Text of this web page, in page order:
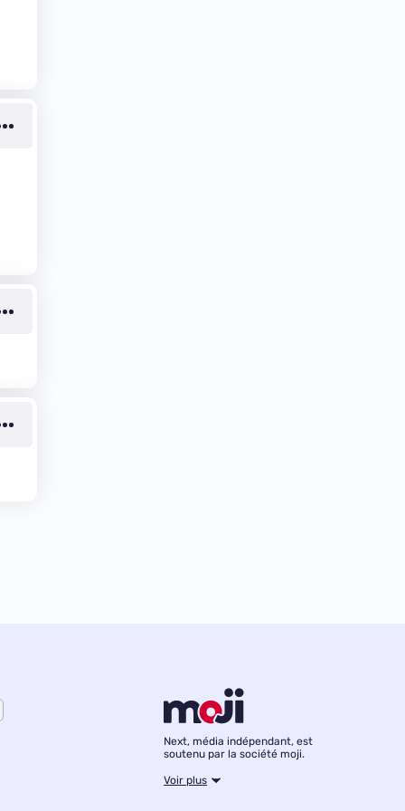
Next, média indépendant, est
soutenu par la société moji.
Voir plus